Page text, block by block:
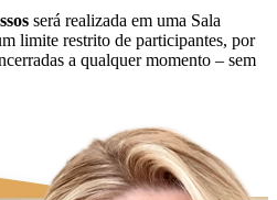
será realizada em uma Sala
limite restrito de participantes, por
a qualquer momento – sem